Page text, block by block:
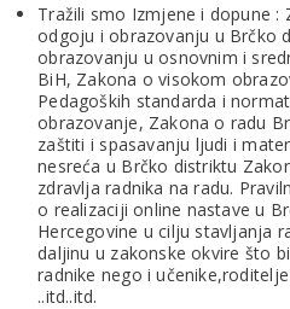
Tražili smo Izmjene i dopune :
odgoju i obrazovanju u Brčko
obrazovanju u osnovnim i
BiH, Zakona o visokom
Pedagoških standarda i
obrazovanje, Zakona o radu
zaštiti i spasavanju ljudi i
nesreća u Brčko distriktu
zdravlja radnika na radu.
o realizaciji online nastave u
Hercegovine u cilju stavljanja
daljinu u zakonske okvire što
radnike nego i
..itd..itd.